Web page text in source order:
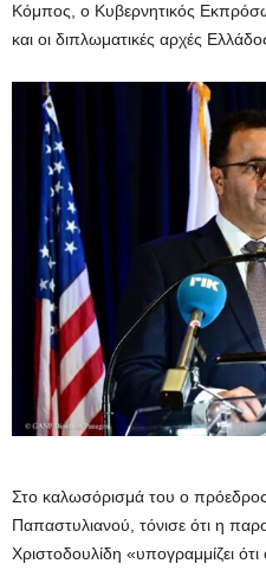
Κόμπος, ο Κυβερνητικός
και οι διπλωματικές αρχές
Στο καλωσόρισμά του ο
Παπαστυλιανού, τόνισε ότι η
Χριστοδουλίδη «υπογραμμίζει